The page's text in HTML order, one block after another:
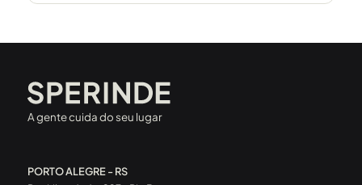
A gente cuida do seu lugar
PORTO ALEGRE - RS